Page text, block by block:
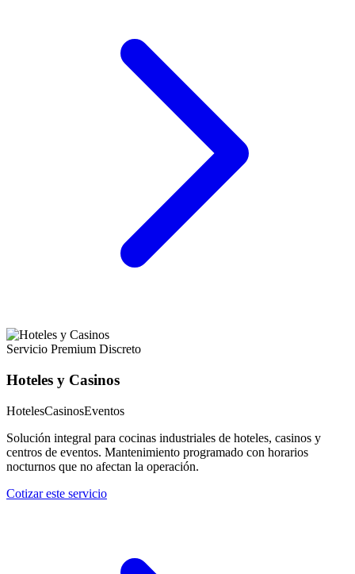
Servicio Premium Discreto
Hoteles y Casinos
HotelesCasinosEventos
Solución integral para cocinas industriales de hoteles, casinos y
centros de eventos. Mantenimiento programado con horarios
nocturnos que no afectan la operación.
Cotizar este servicio